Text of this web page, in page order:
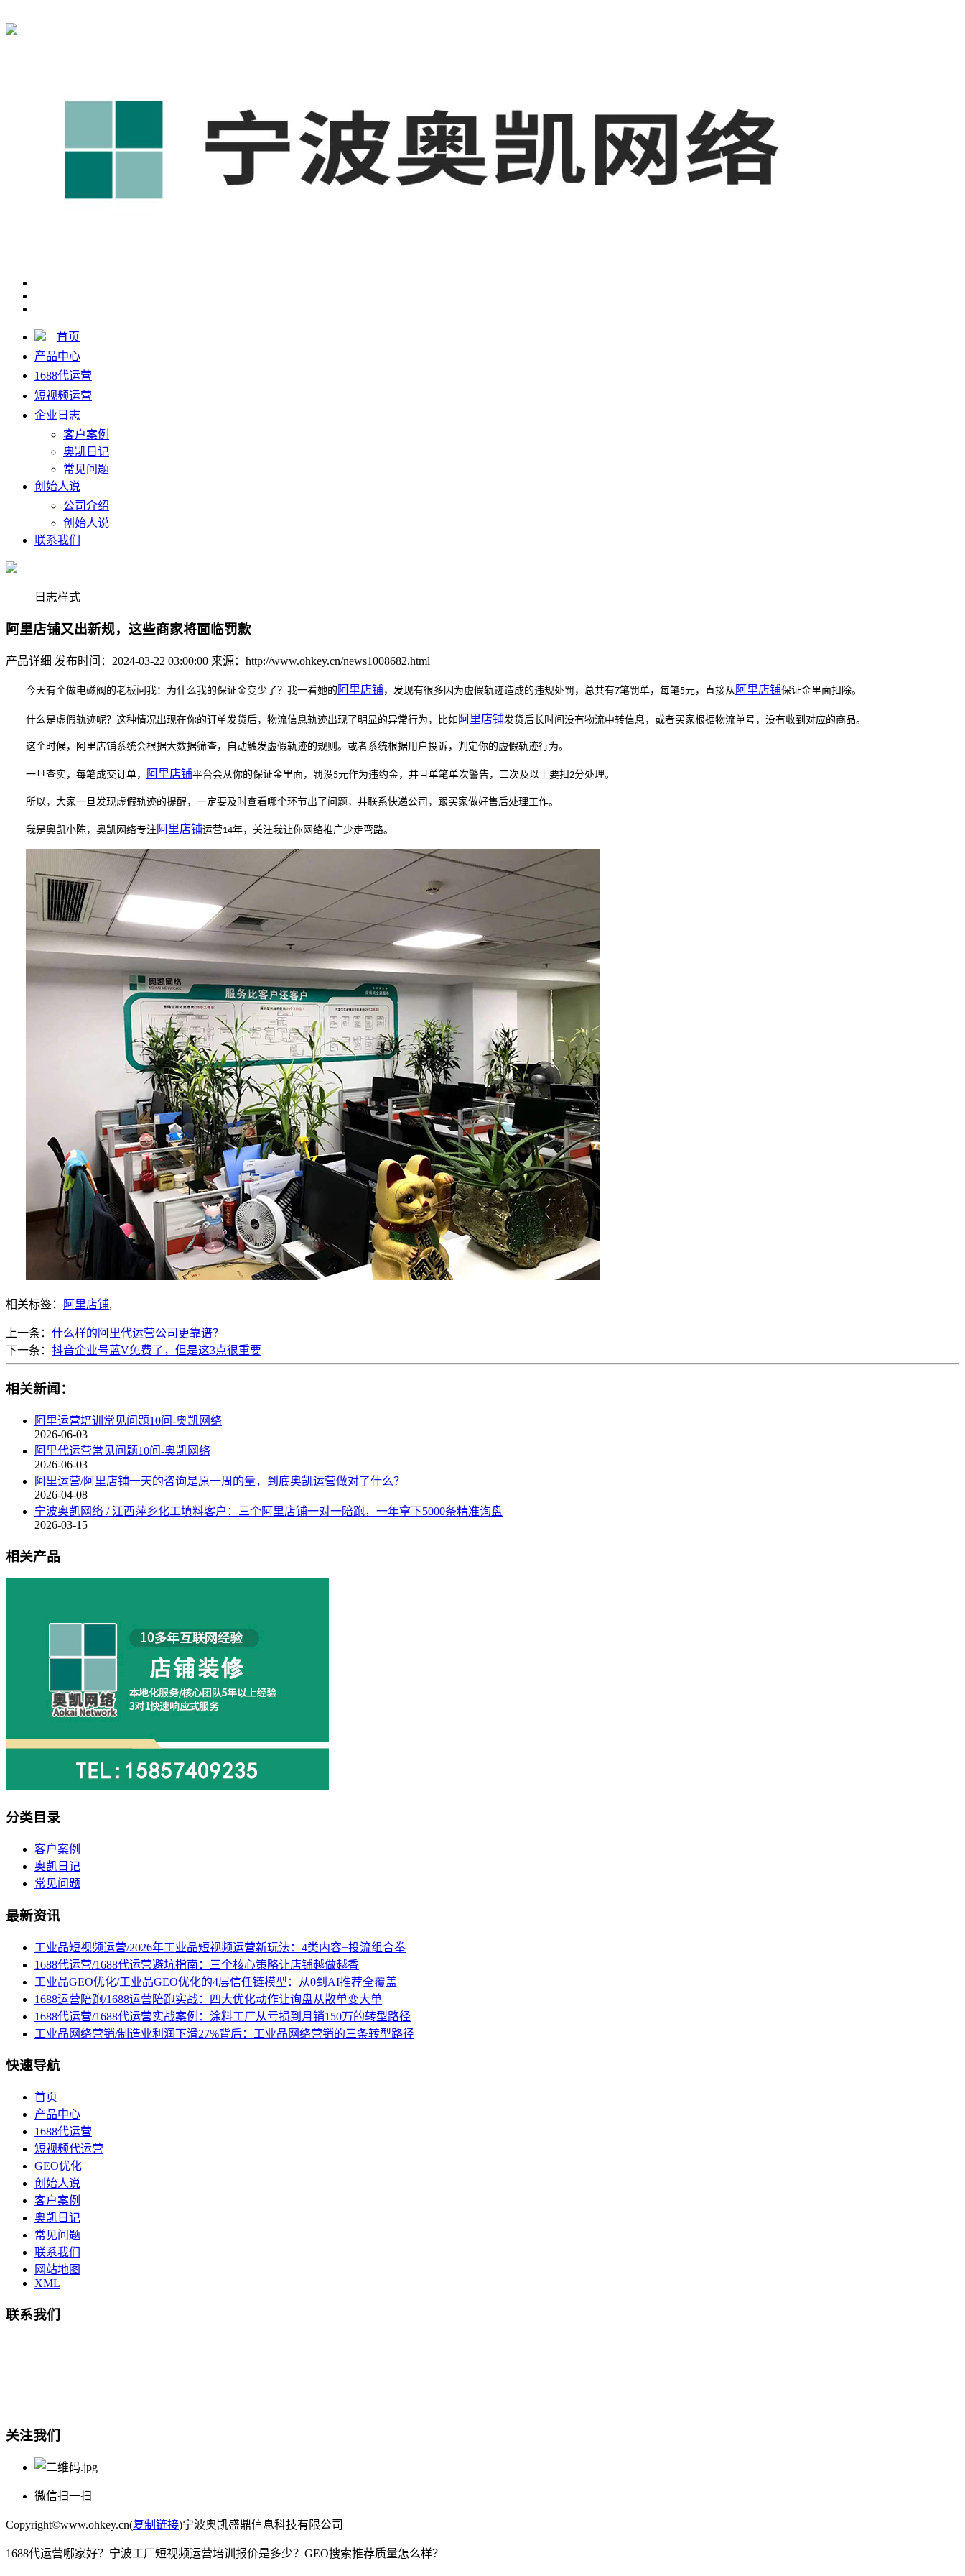
首页
产品中心
1688代运营
短视频运营
企业日志
客户案例
奥凯日记
常见问题
创始人说
公司介绍
创始人说
联系我们
日志样式
阿里店铺又出新规，这些商家将面临罚款
产品详细 发布时间：2024-03-22 03:00:00 来源：http://www.ohkey.cn/news1008682.html
今天有个做电磁阀的老板问我：为什么我的保证金变少了？我一看她的 阿里店铺，发现有很多因为虚假轨迹造成的违规处罚，总共有7笔罚单，每笔5元，直接从 阿里店铺保证金里面扣除。
什么是虚假轨迹呢？这种情况出现在你的订单发货后，物流信息轨迹出现了明显的异常行为，比如 阿里店铺发货后长时间没有物流中转信息，或者买家根据物流单号，没有收到对应的商品。
这个时候，阿里店铺系统会根据大数据筛查，自动触发虚假轨迹的规则。或者系统根据用户投诉，判定你的虚假轨迹行为。
一旦查实，每笔成交订单， 阿里店铺平台会从你的保证金里面，罚没5元作为违约金，并且单笔单次警告，二次及以上要扣 2分处理。
所以，大家一旦发现虚假轨迹的提醒，一定要及时查看哪个环节出了问题，并联系快递公司，跟买家做好售后处理工作。
我是奥凯小陈，奥凯网络专注 阿里店铺运营14年，关注我让你网络推广少走弯路。
相关标签： 阿里店铺,
上一条： 什么样的阿里代运营公司更靠谱？
下一条： 抖音企业号蓝V免费了，但是这3点很重要
相关新闻：
阿里运营培训常见问题10问-奥凯网络
2026-06-03
阿里代运营常见问题10问-奥凯网络
2026-06-03
阿里运营/阿里店铺一天的咨询是原一周的量，到底奥凯运营做对了什么？
2026-04-08
宁波奥凯网络 / 江西萍乡化工填料客户：三个阿里店铺一对一陪跑，一年拿下5000条精准询盘
2026-03-15
相关产品
分类目录
客户案例
奥凯日记
常见问题
最新资讯
工业品短视频运营/2026年工业品短视频运营新玩法：4类内容+投流组合拳
1688代运营/1688代运营避坑指南：三个核心策略让店铺越做越香
工业品GEO优化/工业品GEO优化的4层信任链模型：从0到AI推荐全覆盖
1688运营陪跑/1688运营陪跑实战：四大优化动作让询盘从散单变大单
1688代运营/1688代运营实战案例：涂料工厂从亏损到月销150万的转型路径
工业品网络营销/制造业利润下滑27%背后：工业品网络营销的三条转型路径
快速导航
首页
产品中心
1688代运营
短视频代运营
GEO优化
创始人说
客户案例
奥凯日记
常见问题
联系我们
网站地图
XML
联系我们
关注我们
微信扫一扫
Copyright©www.ohkey.cn(复制链接)宁波奥凯盛鼎信息科技有限公司
1688代运营哪家好？宁波工厂短视频运营培训报价是多少？GEO搜索推荐质量怎么样？